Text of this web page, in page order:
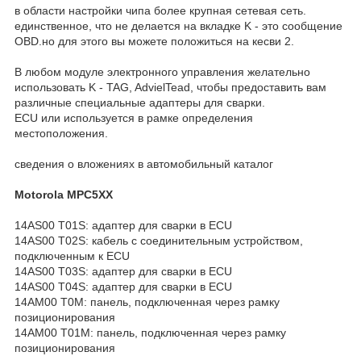
в области настройки чипа более крупная сетевая сеть.
единственное, что не делается на вкладке K - это сообщение
OBD.но для этого вы можете положиться на кесви 2.
В любом модуле электронного управления желательно
использовать K - TAG, AdvielTead, чтобы предоставить вам
различные специальные адаптеры для сварки.
ECU или используется в рамке определения
местоположения.
сведения о вложениях в автомобильный каталог
Motorola MPC5XX
14AS00 T01S: адаптер для сварки в ECU
14AS00 T02S: кабель с соединительным устройством,
подключенным к ECU
14AS00 T03S: адаптер для сварки в ECU
14AS00 T04S: адаптер для сварки в ECU
14AM00 T0M: панель, подключенная через рамку
позиционирования
14AM00 T01M: панель, подключенная через рамку
позиционирования